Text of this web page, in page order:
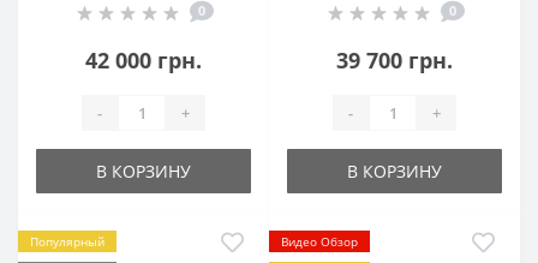
0
42 000 грн.
- +
В КОРЗИНУ
0
39 700 грн.
- +
В КОРЗИНУ
Популярный
Видео Обзор